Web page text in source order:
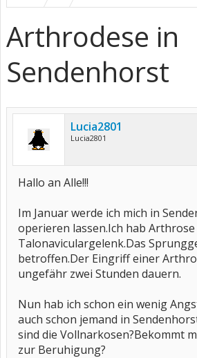
Arthrodese in
Sendenhorst
Lucia2801
Lucia2801
Hallo an Alle!!!
Im Januar werde ich mich in
operieren lassen.Ich hab Arthrose
Talonaviculargelenk.Das
betroffen.Der Eingriff einer
ungefähr zwei Stunden dauern.
Nun hab ich schon ein wenig
auch schon jemand in
sind die Vollnarkosen?Bekommt
zur Beruhigung?